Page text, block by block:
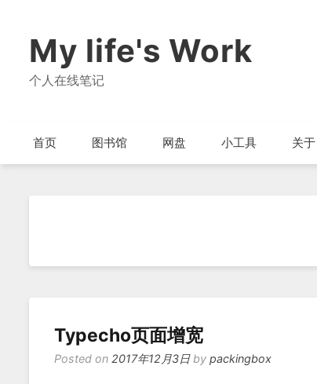
My life's Work
个人在线笔记
首页 图书馆 网盘 小工具 关于
Typecho页面增宽
Posted on 2017年12月3日by packingbox